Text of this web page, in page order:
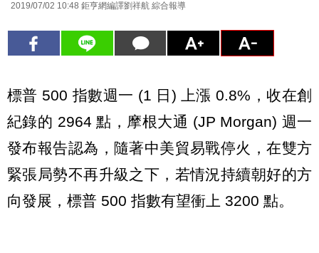
2019/07/02 10:48 鉅亨網編譯劉祥航 綜合報導
標普 500 指數週一 (1 日) 上漲 0.8%，收在創
紀錄的 2964 點，摩根大通 (JP Morgan) 週一
發布報告認為，隨著中美貿易戰停火，在雙方
緊張局勢不再升級之下，若情況持續朝好的方
向發展，標普 500 指數有望衝上 3200 點。